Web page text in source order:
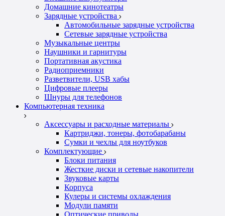
Домашние кинотеатры
Зарядные устройства
Автомобильные зарядные устройства
Сетевые зарядные устройства
Музыкальные центры
Наушники и гарнитуры
Портативная акустика
Радиоприемники
Разветвители, USB хабы
Цифровые плееры
Шнуры для телефонов
Компьютерная техника
Аксессуары и расходные материалы
Картриджи, тонеры, фотобарабаны
Сумки и чехлы для ноутбуков
Комплектующие
Блоки питания
Жесткие диски и сетевые накопители
Звуковые карты
Корпуса
Кулеры и системы охлаждения
Модули памяти
Оптические приводы